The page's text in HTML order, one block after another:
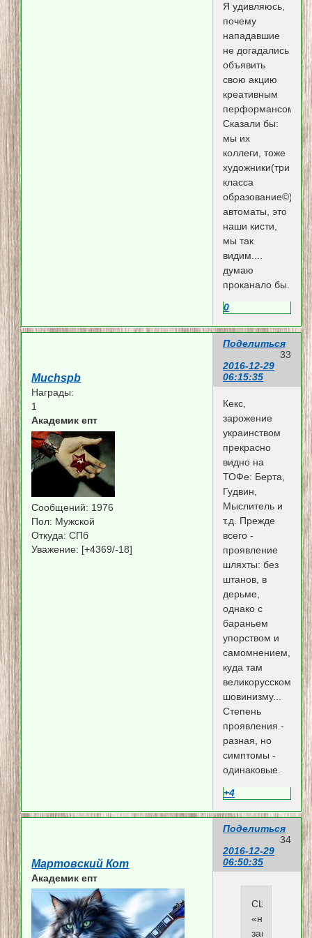
Я удивляюсь,
почему
нападавшие
не догадались
объявить
свою акцию
креативным
перформансом?
Сказали бы:
мы их
коллеги, тоже
художники(три
класса
образование©)
автоматы, это
наши кисти,
мы так
видим....
думаю
проканало бы.
0
Поделиться
33
2016-12-29
06:15:35
Muchspb
Награды:
1
Академик епт
Сообщений: 1976
Пол: Мужской
Откуда: СПб
Уважение: [+4369/-18]
Кекс,
зарожение
украинством
прекрасно
видно на
ТОФе: Берта,
Гудвин,
Мыслитель и
т.д. Прежде
всего -
проявление
шляхты: без
штанов, в
дерьме,
однако с
бараньем
упорством и
самомнением,
куда там
великорусскому
шовинизму...
Степень
проявления -
разная, но
симптомы -
одинаковые.
+4
Поделиться
34
2016-12-29
06:50:35
Мартовский Кот
Академик епт
США
«нужно
заняться